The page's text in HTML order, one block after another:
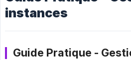
instances
Guide Pratique -